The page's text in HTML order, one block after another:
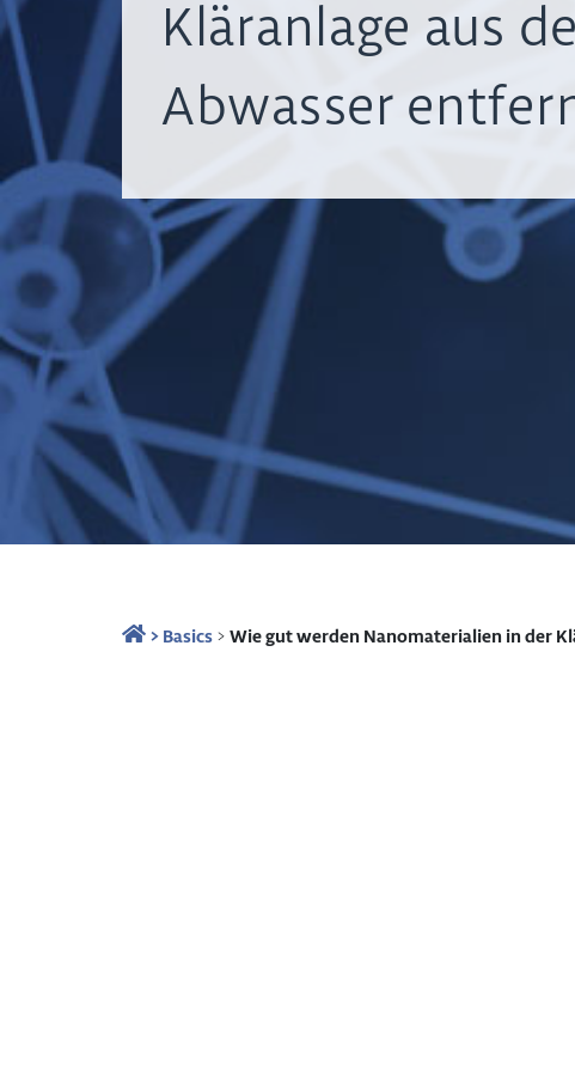
Kläranlage aus
Abwasser
>Basics>Wie gut werden Nanomaterialien in der